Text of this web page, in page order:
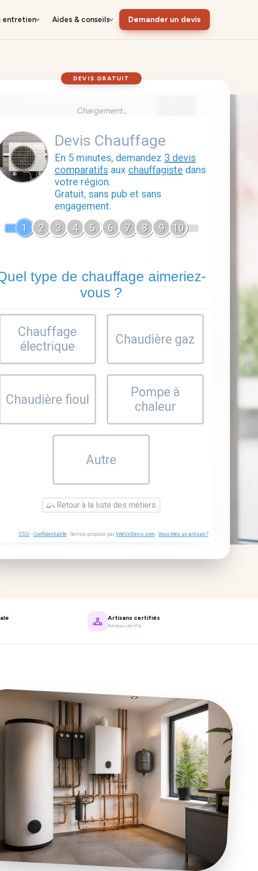
entretien Aides & conseils Demander un devis
DEVIS GRATUIT
Chargement...
Devis Chauffage
En 5 minutes, demandez 3 devis
comparatifs aux chauffagiste dans
votre région.
Gratuit, sans pub et sans
engagement.
1
2 3 4 5 6 7 8 9 10
type de chauffage aimeriez-
vous ?
Chauffage
électrique
Chaudière gaz
Chaudière fioul
Pompe à
chaleur
Autre
Retour à la liste des métiers
CGU - Confidentialité- Service proposé parViteUnDevis.com -Vous êtes un artisan ?
Artisans certifiés
Réseau vérifié